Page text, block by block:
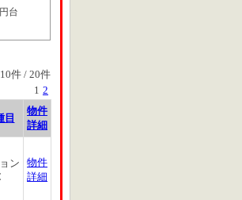
台
10件 / 20件
1 2
目
物件
詳細
ン
物件
詳細